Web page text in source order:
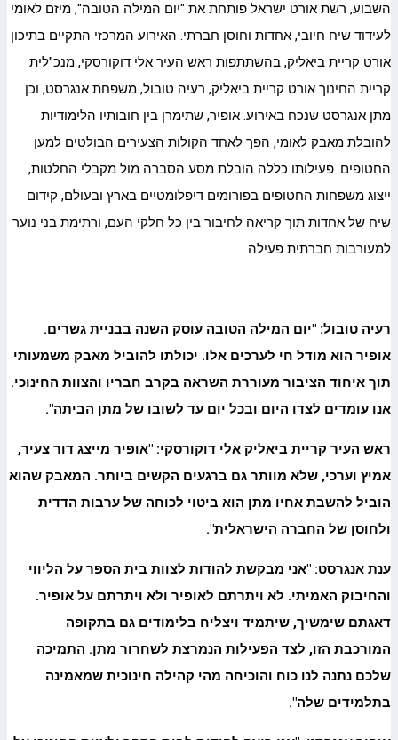
השבוע, רשת אורט ישראל פותחת את "יום המילה הטובה", מיזם לאומי
לעידוד שיח חיובי, אחדות וחוסן חברתי. האירוע המרכזי התקיים בתיכון
אורט קריית ביאליק, בהשתתפות ראש העיר אלי דוקורסקי, מנכ"לית
קריית החינוך אורט קריית ביאליק, רעיה טובול, משפחת אנגרסט, וכן
מתן אנגרסט שנכח באירוע. אופיר, שתימרן בין חובותיו הלימודיות
להובלת מאבק לאומי, הפך לאחד הקולות הצעירים הבולטים למען
החטופים. פעילותו כללה הובלת מסע הסברה מול מקבלי החלטות,
ייצוג משפחות החטופים בפורומים דיפלומטיים בארץ ובעולם, קידום
שיח של אחדות תוך קריאה לחיבור בין כל חלקי העם, ורתימת בני נוער
למעורבות חברתית פעילה.
רעיה טובול: "יום המילה הטובה עוסק השנה בבניית גשרים.
אופיר הוא מודל חי לערכים אלו. יכולתו להוביל מאבק משמעותי
תוך איחוד הציבור מעוררת השראה בקרב חבריו והצוות החינוכי.
אנו עומדים לצדו היום ובכל יום עד לשובו של מתן הביתה".
ראש העיר קריית ביאליק אלי דוקורסקי: "אופיר מייצג דור צעיר,
אמיץ וערכי, שלא מוותר גם ברגעים הקשים ביותר. המאבק שהוא
הוביל להשבת אחיו מתן הוא ביטוי לכוחה של ערבות הדדית
ולחוסן של החברה הישראלית".
ענת אנגרסט: "אני מבקשת להודות לצוות בית הספר על הליווי
והחיבוק האמיתי. לא ויתרתם לאופיר ולא ויתרתם על אופיר.
דאגתם שימשיך, שיתמיד ויצליח בלימודים גם בתקופה
המורכבת הזו, לצד הפעילות הנמרצת לשחרור מתן. התמיכה
שלכם נתנה לנו כוח והוכיחה מהי קהילה חינוכית שמאמינה
בתלמידים שלה".